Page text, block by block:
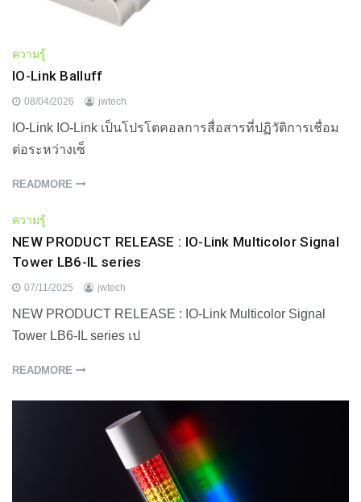
ความรู้
IO-Link Balluff
08/04/2026 jwtech
IO-Link IO-Link เป็นโปรโตคอลการสื่อสารที่ปฏิวัติการเชื่อม
ต่อระหว่างเซ็
READMORE
ความรู้
NEW PRODUCT RELEASE : IO-Link Multicolor Signal
Tower LB6-IL series
07/11/2025 jwtech
NEW PRODUCT RELEASE : IO-Link Multicolor Signal
Tower LB6-IL series เป
READMORE